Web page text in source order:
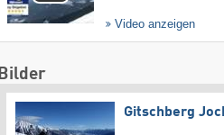
Video anzeigen
Bilder
Gitschberg